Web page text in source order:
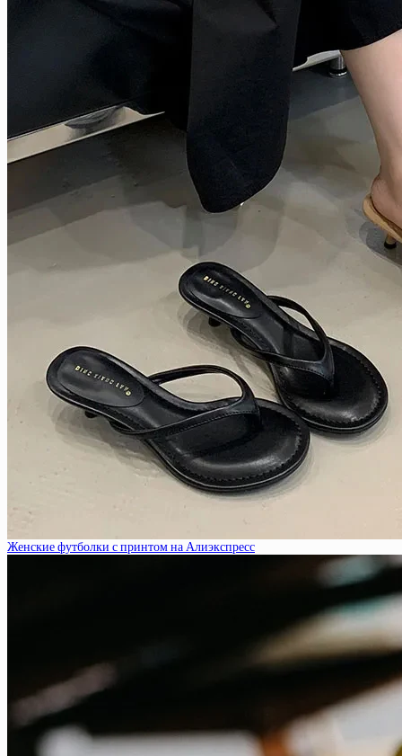
Женские футболки с принтом на Алиэкспресс